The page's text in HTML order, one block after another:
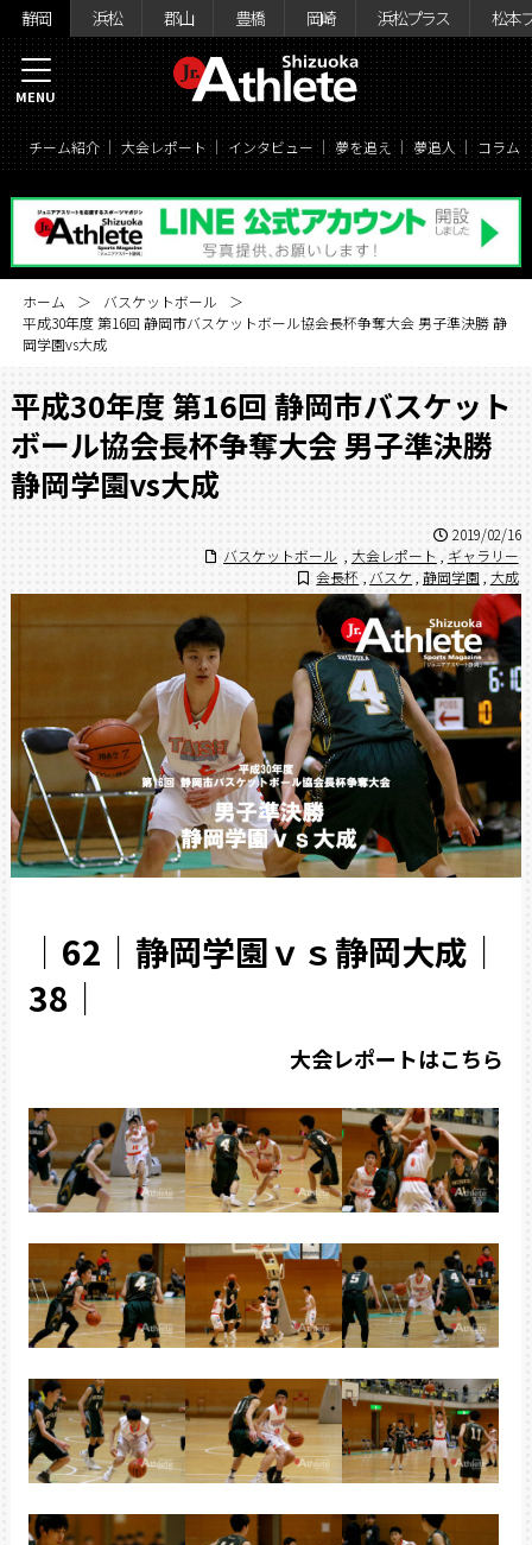
静岡 浜松 郡山 豊橋 岡崎 浜松プラス 松本
チーム紹介 大会レポート インタビュー 夢を追え 夢追人 コラム
MENU
ホーム
バスケットボール
平成30年度 第16回 静岡市バスケットボール協会長杯争奪大会 男子準決勝 静
岡学園vs大成
平成30年度 第16回 静岡市バスケット
ボール協会長杯争奪大会 男子準決勝
静岡学園vs大成
2019/02/16
バスケットボール
大会レポート
ギャラリー
会長杯
バスケ 静岡学園 , 大成
｜62｜静岡学園ｖｓ静岡大成｜
38｜
大会レポートはこちら